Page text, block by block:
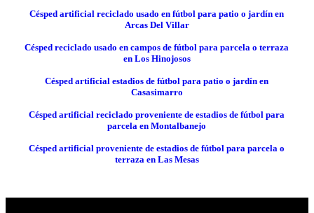
Césped artificial reciclado usado en fútbol para patio o jardín en
Arcas Del Villar
Césped reciclado usado en campos de fútbol para parcela o terraza
en Los Hinojosos
Césped artificial estadios de fútbol para patio o jardín en
Casasimarro
Césped artificial reciclado proveniente de estadios de fútbol para
parcela en Montalbanejo
Césped artificial proveniente de estadios de fútbol para parcela o
terraza en Las Mesas